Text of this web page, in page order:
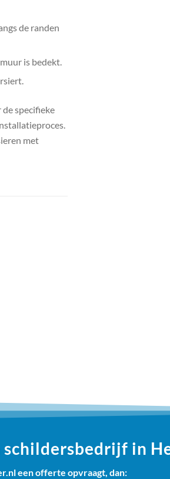
de randen
is bedekt.
specifieke
met
in
een offerte opvraagt, dan: